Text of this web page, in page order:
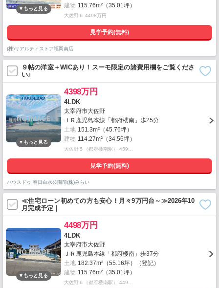
建物 115.76m²（35.01坪）
大佐野６ 4498万円
見学予約(無料)
(株)リアルティストア福岡南店
９帖の洋室＋WICあり！スーモ限定の諸費用欄をご覧くださ
い♪
4398万円
4LDK
太宰府市大佐野
ＪＲ鹿児島本線「都府楼南」歩25分
土地 151.3m²（45.76坪）
建物 114.27m²（34.56坪）
大佐野５（都府楼南駅） 439…
見学予約(無料)
ハウスドゥ 春日白水公園前(株)みらい
≪住宅ローン初めての方も安心！月々9万円台～≫2026年10
月完成予定｜
4498万円
4LDK
太宰府市大佐野
ＪＲ鹿児島本線「都府楼南」歩37分
土地 182.37m²（55.16坪）（登記）
建物 115.76m²（35.01坪）
大佐野６（都府楼南駅） 449…